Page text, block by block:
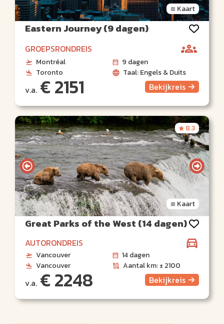
Kaart
Eastern Journey (9 dagen)
GROEPSRONDREIS
Montréal
9 dagen
Toronto
Taal: Engels & Duits
v.a. € 2151 Bekijkreis
8.3
Kaart
Great Parks of the West (14 dagen)
AUTORONDREIS
Vancouver
14 dagen
Vancouver
Aantal km: ± 2100
v.a. € 2248 Bekijkreis